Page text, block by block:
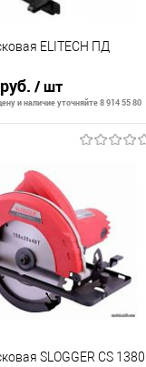
ELITECH ПД
/ шт
и наличие уточняйте 8 914 55 80
В корзину
В наличии
SLOGGER CS 1380